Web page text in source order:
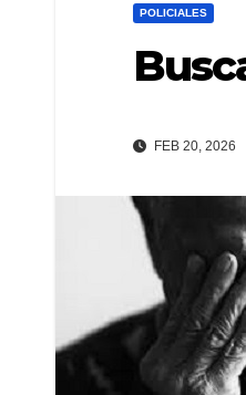
POLICIALES
FEB 20, 2026